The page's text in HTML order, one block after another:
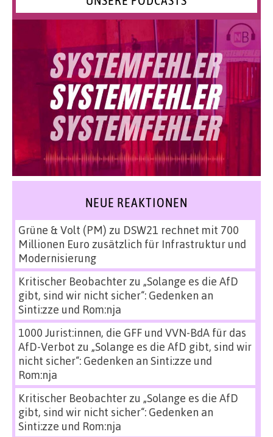
NEUE REAKTIONEN
Grüne & Volt (PM) zu DSW21 rechnet mit 700
Millionen Euro zusätzlich für Infrastruktur und
Modernisierung
Kritischer Beobachterzu „Solange es die AfD
gibt, sind wir nicht sicher“: Gedenken an
Sinti:zze und Rom:nja
1000 Jurist:innen, die GFF und VVN-BdA für das
AfD-Verbot zu „Solange es die AfD gibt, sind wir
nicht sicher“: Gedenken an Sinti:zze und
Rom:nja
Kritischer Beobachterzu „Solange es die AfD
gibt, sind wir nicht sicher“: Gedenken an
Sinti:zze und Rom:nja